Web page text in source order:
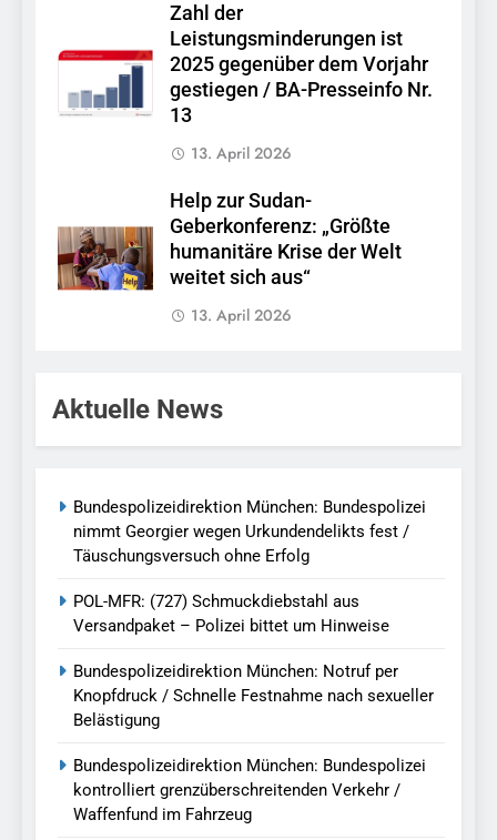
Zahl der
Leistungsminderungen ist
2025 gegenüber dem Vorjahr
gestiegen / BA-Presseinfo Nr.
13
13. April 2026
Help zur Sudan-
Geberkonferenz: „Größte
humanitäre Krise der Welt
weitet sich aus“
13. April 2026
Aktuelle News
Bundespolizeidirektion München: Bundespolizei
nimmt Georgier wegen Urkundendelikts fest /
Täuschungsversuch ohne Erfolg
POL-MFR: (727) Schmuckdiebstahl aus
Versandpaket – Polizei bittet um Hinweise
Bundespolizeidirektion München: Notruf per
Knopfdruck / Schnelle Festnahme nach sexueller
Belästigung
Bundespolizeidirektion München: Bundespolizei
kontrolliert grenzüberschreitenden Verkehr /
Waffenfund im Fahrzeug